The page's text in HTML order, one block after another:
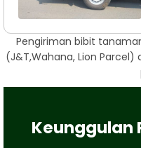
Pengiriman bibit
(J&T,Wahana, Lion
Keunggulan